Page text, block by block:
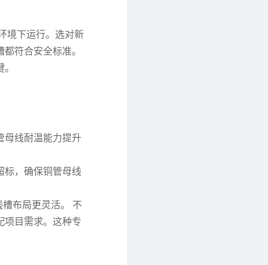
境下运行。选对新
符合安全标准。
母线耐温能力提升
标，确保铜管母线
布局更灵活。 不
项目需求。这种专